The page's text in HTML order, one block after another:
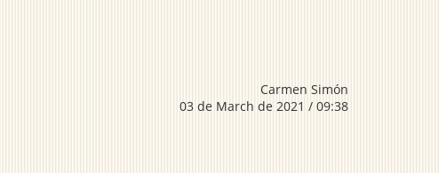
Carmen Simón
03 de March de 2021 / 09:38